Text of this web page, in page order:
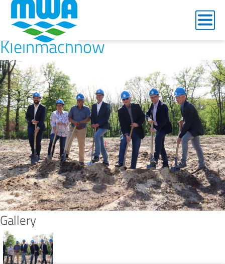
Honeyview_2023-05-
10_Spatenstich Wasserwerk
Kleinmachnow
Gallery